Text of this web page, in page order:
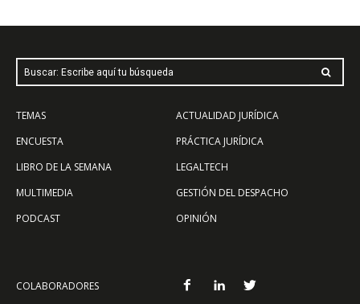
Buscar: Escribe aquí tu búsqueda
TEMAS
ENCUESTA
LIBRO DE LA SEMANA
MULTIMEDIA
PODCAST
ACTUALIDAD JURÍDICA
PRÁCTICA JURÍDICA
LEGALTECH
GESTIÓN DEL DESPACHO
OPINIÓN
COLABORADORES